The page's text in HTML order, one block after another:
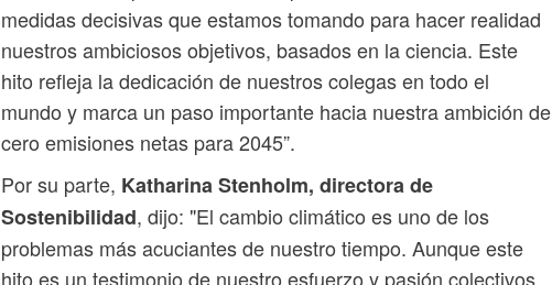
medidas decisivas que estamos tomando para hacer realidad
nuestros ambiciosos objetivos, basados en la ciencia. Este
hito refleja la dedicación de nuestros colegas en todo el
mundo y marca un paso importante hacia nuestra ambición de
cero emisiones netas para 2045”.
Por su parte, Katharina Stenholm, directora de
Sostenibilidad, dijo: "El cambio climático es uno de los
problemas más acuciantes de nuestro tiempo. Aunque este
hito es un testimonio de nuestro esfuerzo y pasión colectivos,